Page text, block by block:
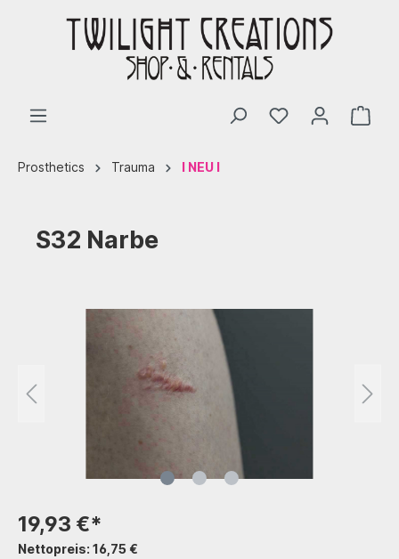
Prosthetics Trauma I NEU I
S32 Narbe
19,93 €*
Nettopreis: 16,75 €